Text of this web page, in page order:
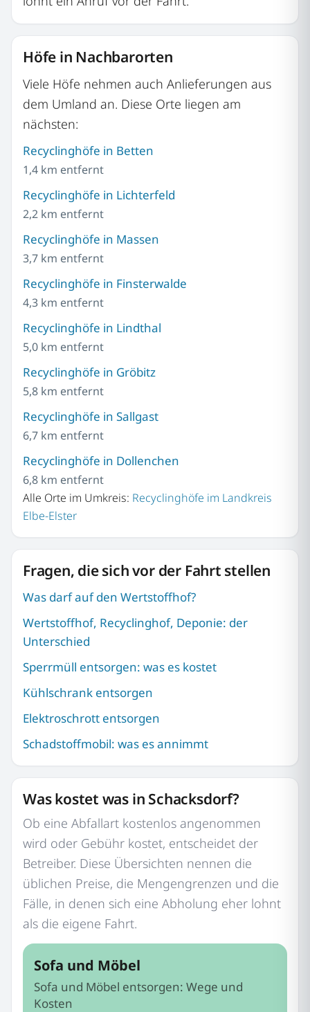
Höfe in Nachbarorten
Viele Höfe nehmen auch Anlieferungen aus
dem Umland an. Diese Orte liegen am
nächsten:
Recyclinghöfe in Betten
1,4 km entfernt
Recyclinghöfe in Lichterfeld
2,2 km entfernt
Recyclinghöfe in Massen
3,7 km entfernt
Recyclinghöfe in Finsterwalde
4,3 km entfernt
Recyclinghöfe in Lindthal
5,0 km entfernt
Recyclinghöfe in Gröbitz
5,8 km entfernt
Recyclinghöfe in Sallgast
6,7 km entfernt
Recyclinghöfe in Dollenchen
6,8 km entfernt
Alle Orte im Umkreis: Recyclinghöfe im Landkreis
Elbe-Elster
Fragen, die sich vor der Fahrt stellen
Was darf auf den Wertstoffhof?
Wertstoffhof, Recyclinghof, Deponie: der
Unterschied
Sperrmüll entsorgen: was es kostet
Kühlschrank entsorgen
Elektroschrott entsorgen
Schadstoffmobil: was es annimmt
Was kostet was in Schacksdorf?
Ob eine Abfallart kostenlos angenommen
wird oder Gebühr kostet, entscheidet der
Betreiber. Diese Übersichten nennen die
üblichen Preise, die Mengengrenzen und die
Fälle, in denen sich eine Abholung eher lohnt
als die eigene Fahrt.
Sofa und Möbel
Sofa und Möbel entsorgen: Wege und
Kosten